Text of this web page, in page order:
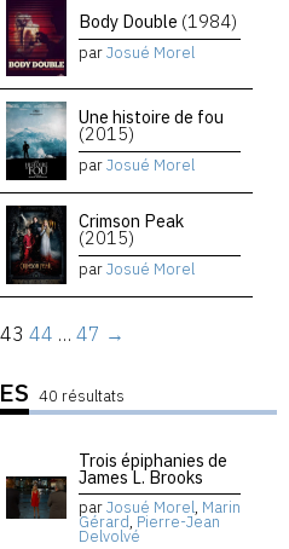
Body Double (1984)
parJosué Morel
Une histoire de fou
(2015)
parJosué Morel
Crimson Peak
(2015)
parJosué Morel
43 44 … 47 →
40 résultats
Trois épiphanies de
James L. Brooks
parJosué Morel, Marin
Gérard, Pierre-Jean
Delvolvé